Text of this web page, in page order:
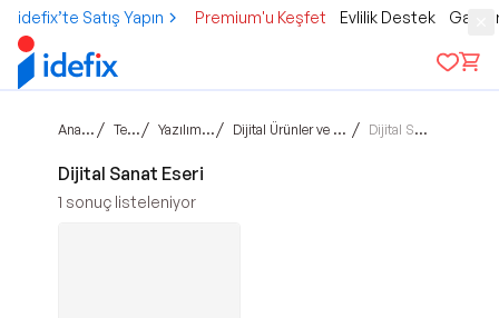
idefix’te Satış Yapın Premium'u Keşfet Evlilik Destek
Ana sayfa / Teknoloji / Yazılım Ürünleri / Dijital Ürünler ve Elektronik Para / Dijital Sanat Eseri
Dijital Sanat Eseri
1 sonuç listeleniyor